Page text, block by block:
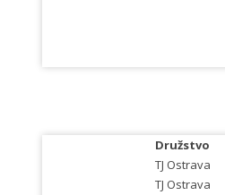
Družstvo
TJ Ostrava
TJ Ostrava